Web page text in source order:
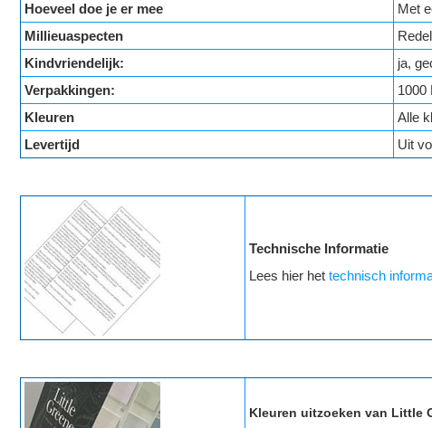
Hoeveel doe je er mee
Met
Millieuaspecten
Kindvriendelijk:
ja,
Verpakkingen:
1000
Kleuren
Alle
Levertijd
Uit
Technische Informatie
Lees hier het technisch
Kleuren uitzoeken van Little